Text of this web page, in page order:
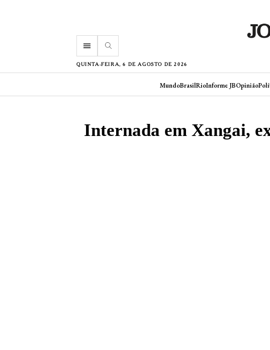
menu
QUINTA-FEIRA, 6 DE AGOSTO DE 2026
MundoBrasilRioInforme JBOpinião
Internada em Xangai,